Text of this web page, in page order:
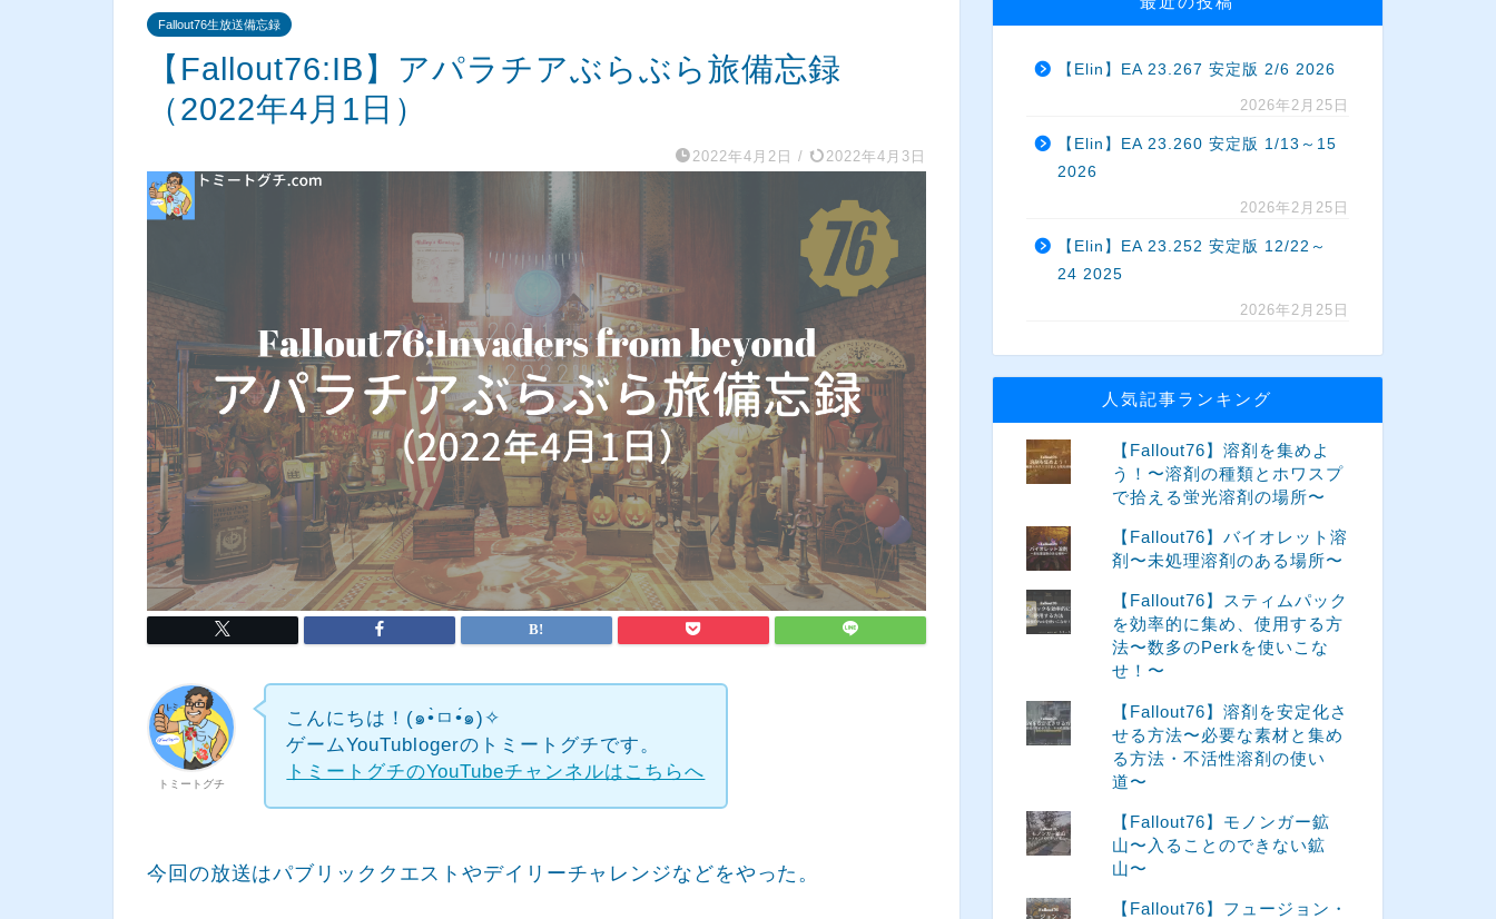
Fallout76生放送備忘録
【Fallout76:IB】アパラチアぶらぶら旅備忘録
（2022年4月1日）
2022年4月2日 / 2022年4月3日
トミートグチ
こんにちは！(๑•̀ㅁ•́๑)✧
ゲームYouTublogerのトミートグチです。
トミートグチのYouTubeチャンネルはこちらへ
今回の放送はパブリッククエストやデイリーチャレンジなどをやった。
【Elin】EA 23.267 安定版 2/6 2026
2026年2月25日
【Elin】EA 23.260 安定版 1/13～15
2026
2026年2月25日
【Elin】EA 23.252 安定版 12/22～
24 2025
2026年2月25日
人気記事ランキング
【Fallout76】溶剤を集めよ
う！〜溶剤の種類とホワスプ
で拾える蛍光溶剤の場所〜
【Fallout76】バイオレット溶
剤〜未処理溶剤のある場所〜
【Fallout76】スティムパック
を効率的に集め、使用する方
法〜数多のPerkを使いこな
せ！〜
【Fallout76】溶剤を安定化さ
せる方法〜必要な素材と集め
る方法・不活性溶剤の使い
道〜
【Fallout76】モノンガー鉱
山〜入ることのできない鉱
山〜
【Fallout76】フュージョン・